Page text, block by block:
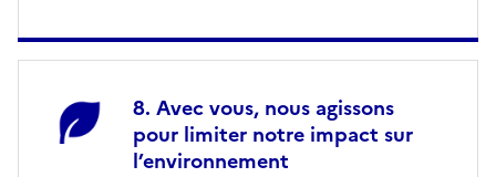
Avec vous, nous agissons
pour limiter notre impact sur
l’environnement